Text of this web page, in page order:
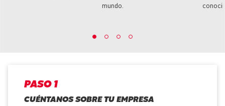
mundo.
PASO 1
CUÉNTANOS SOBRE TU EMPRESA